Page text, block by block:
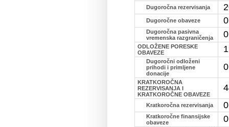
Dugoročna rezervisanja
Dugoročne obaveze 0
Dugoročna pasivna
vremenska razgraničenja
0
ODLOŽENE PORESKE
OBAVEZE
Dugoročni odloženi
prihodi i primljene
donacije
0
KRATKOROČNA
REZERVISANJA I
KRATKOROČNE OBAVEZE
Kratkoročna rezervisanja 0
Kratkoročne finansijske
obaveze
0